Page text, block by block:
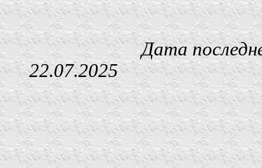
Дата последнего
22.07.2025